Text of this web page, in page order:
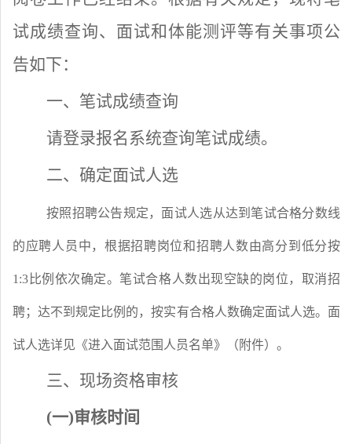
试成绩查询、面试和体能测评等有关事项公
告如下：
一、笔试成绩查询
请登录报名系统查询笔试成绩。
二、确定面试人选
按照招聘公告规定，面试人选从达到笔试合格分数线
的应聘人员中，根据招聘岗位和招聘人数由高分到低分按
1:3比例依次确定。笔试合格人数出现空缺的岗位，取消招
聘；达不到规定比例的，按实有合格人数确定面试人选。面
试人选详见《进入面试范围人员名单》（附件）。
三、现场资格审核
(一)审核时间